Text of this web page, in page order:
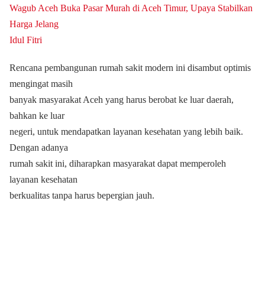
Wagub Aceh Buka Pasar Murah di Aceh Timur, Upaya Stabilkan
Harga Jelang
Idul Fitri
Rencana pembangunan rumah sakit modern ini disambut optimis
mengingat masih
banyak masyarakat Aceh yang harus berobat ke luar daerah,
bahkan ke luar
negeri, untuk mendapatkan layanan kesehatan yang lebih baik.
Dengan adanya
rumah sakit ini, diharapkan masyarakat dapat memperoleh
layanan kesehatan
berkualitas tanpa harus bepergian jauh.